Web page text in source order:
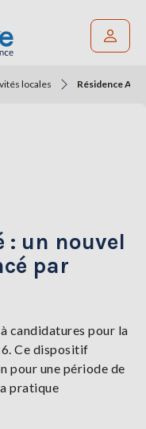
locales Résidence
: un nouvel
par
candidatures pour la
Ce dispositif
pour une période de
pratique